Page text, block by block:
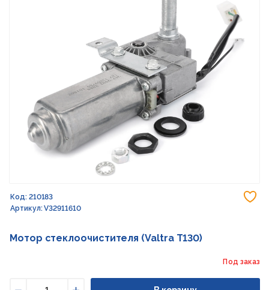
Код: 210183
Артикул: V32911610
Мотор стеклоочистителя (Valtra T130)
Под заказ